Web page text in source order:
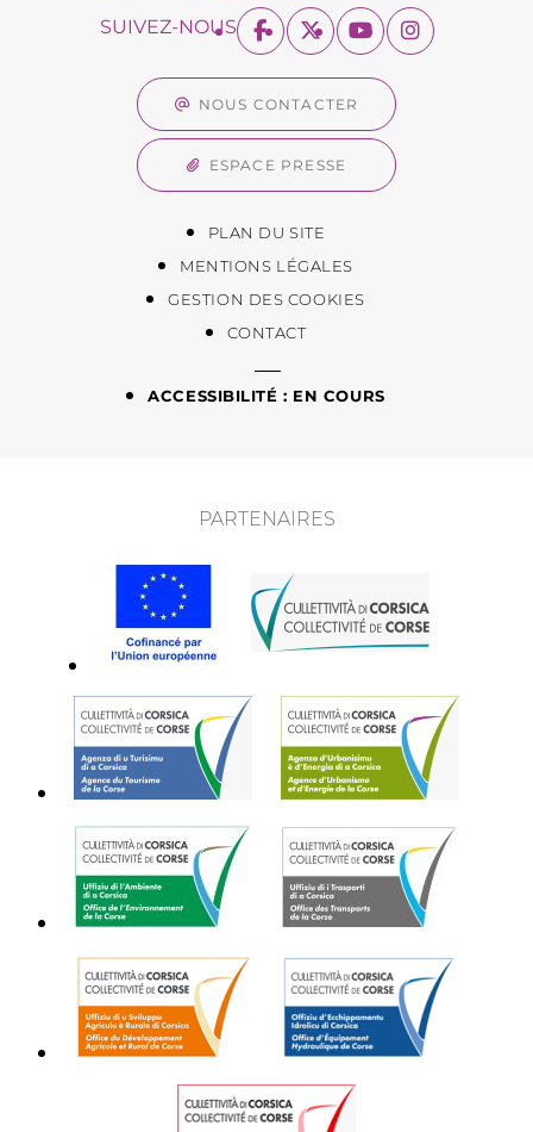
SUIVEZ-NOUS
NOUS CONTACTER
ESPACE PRESSE
PLAN DU SITE
MENTIONS LÉGALES
GESTION DES COOKIES
CONTACT
ACCESSIBILITÉ : EN COURS
PARTENAIRES